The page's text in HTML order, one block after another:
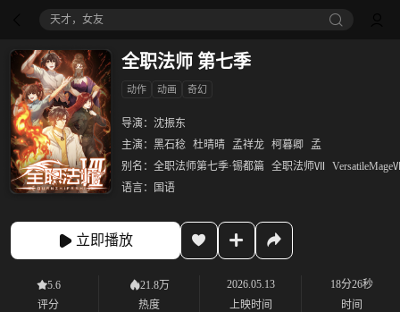
八仙！
全职法师 第七季
动作 动画 奇幻
导演： 沈振东
主演： 黑石稔 杜晴晴 孟祥龙 柯暮卿
孟
别名： 全职法师第七季·锡都篇 全职法师Ⅶ
语言：
国语
立即播放
5.6
评分
21.8万
热度
2026.05.13
上映时间
18分26秒
时间